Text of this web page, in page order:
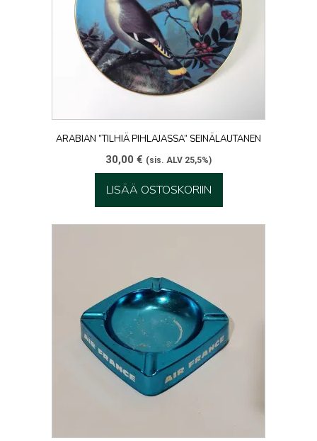
ARABIAN ”TILHIÄ PIHLAJASSA” SEINÄLAUTANEN
30,00 € (sis. ALV 25,5%)
LISÄÄ OSTOSKORIIN